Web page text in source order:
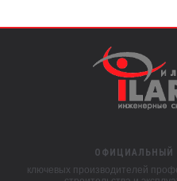
ОФИЦИАЛЬНЫЙ
ключевых производителей